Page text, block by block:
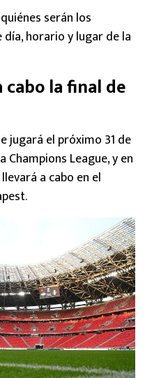
serán los
día, horario y lugar de la
cabo la final de
jugará el próximo 31 de
Champions League, y en
a cabo en el